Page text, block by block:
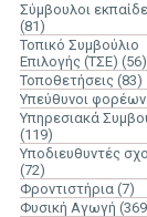
Σύμβουλοι
(81)
Τοπικό Συμβούλιο
Επιλογής (ΤΣΕ) (56)
Τοποθετήσεις (83)
Υπεύθυνοι φορέων
Υπηρεσιακά
(119)
Υποδιευθυντές
(72)
Φροντιστήρια (7)
Φυσική Αγωγή